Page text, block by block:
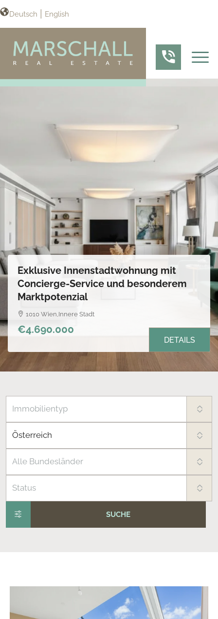
Deutsch English
Exklusive Innenstadtwohnung mit
Concierge-Service und besonderem
Marktpotenzial
1010 Wien,Innere Stadt
€4.690.000
DETAILS
Immobilientyp
Österreich
Alle Bundesländer
Status
SUCHE